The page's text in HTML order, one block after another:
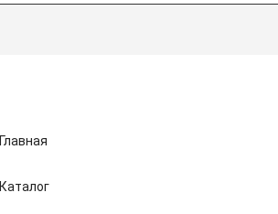
Главная
Каталог